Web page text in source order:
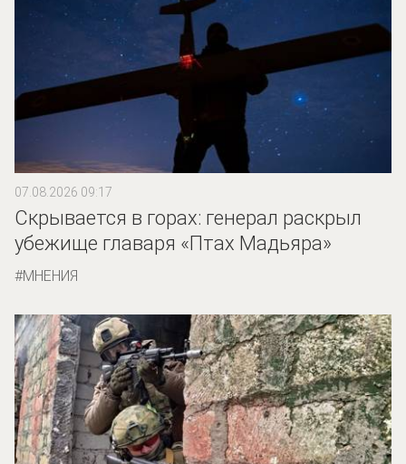
07.08.2026 09:17
Скрывается в горах: генерал раскрыл
убежище главаря «Птах Мадьяра»
МНЕНИЯ